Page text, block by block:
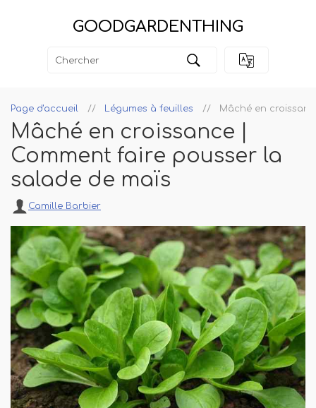
GOODGARDENTHING
Page d'accueil Légumes à feuilles Mâché en
Mâché en croissance |
Comment faire pousser la
salade de maïs
Camille Barbier